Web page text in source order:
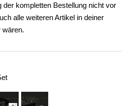
der kompletten Bestellung nicht vor
alle weiteren Artikel in deiner
wären.